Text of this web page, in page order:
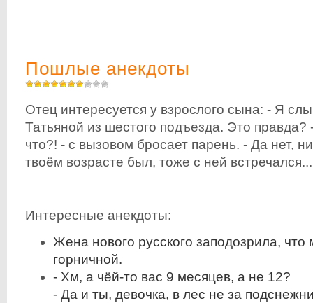
Пошлые анекдоты
Отец интересуется у взрослого сына: - Я
Татьяной из шестого подъезда. Это правда?
что?! - с вызовом бросает парень. - Да нет,
твоём возрасте был, тоже с ней встречался...
Интересные анекдоты:
Жена нового русского заподозрила, что
горничной.
- Хм, а чёй-то вас 9 месяцев, а не 12?
- Да и ты, девочка, в лес не за